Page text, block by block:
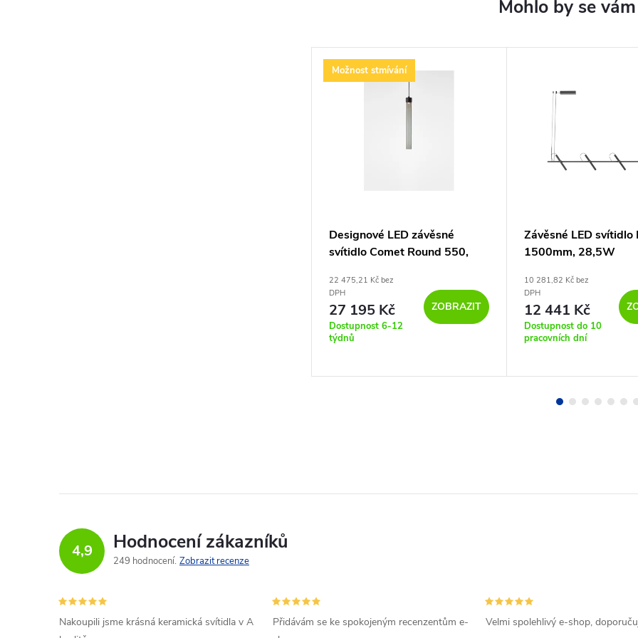
Možnost stmívání
Designové LED závěsné
svítidlo Comet Round 550,
22 475,21 Kč bez
DPH
27 195 Kč
Dostupnost 6-12
týdnů
ZOBRAZIT
Závěsné LED svítidlo
1500mm, 28,5W
10 281,82 Kč bez
DPH
12 441 Kč
Dostupnost do 10
pracovních dní
4,9 Hodnocení zákazníků
249 hodnocení Zobrazit recenze
Nakoupili jsme krásná keramická svítidla v A
Přidávám se ke spokojeným recenzentům e-
Velmi spolehlivý e-shop,